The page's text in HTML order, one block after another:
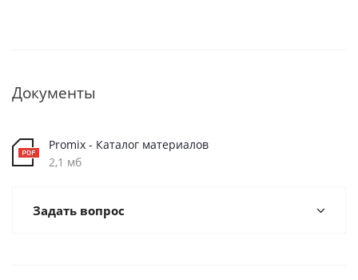
Документы
Promix - Каталог материалов
2,1 мб
Задать вопрос